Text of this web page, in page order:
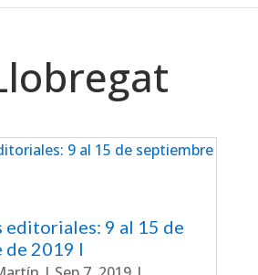
editoriales: 9 al 15 de
de 2019 I